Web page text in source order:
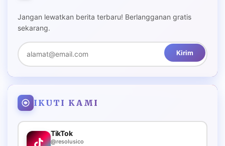
Jangan lewatkan berita terbaru! Berlangganan gratis
sekarang.
Kirim
IKUTI KAMI
TikTok
@resolusico